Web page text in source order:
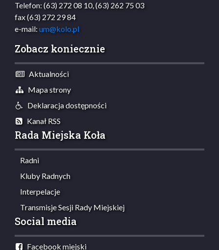
Telefon: (63) 272 08 10, (63) 262 75 03
fax (63) 272 29 84
e-mail: um@kolo.pl
Zobacz koniecznie
Aktualności
Mapa strony
Deklaracja dostępności
Kanał RSS
Rada Miejska Koła
Radni
Kluby Radnych
Interpelacje
Transmisje Sesji Rady Miejskiej
Social media
Facebook miejski